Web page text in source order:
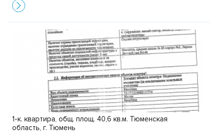
1-к. квартира, общ. площ. 40,6 кв.м. Тюменская
область, г. Тюмень